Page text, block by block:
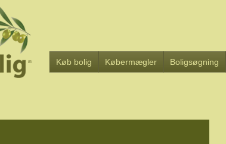
Køb bolig Købermægler Boligsøgning